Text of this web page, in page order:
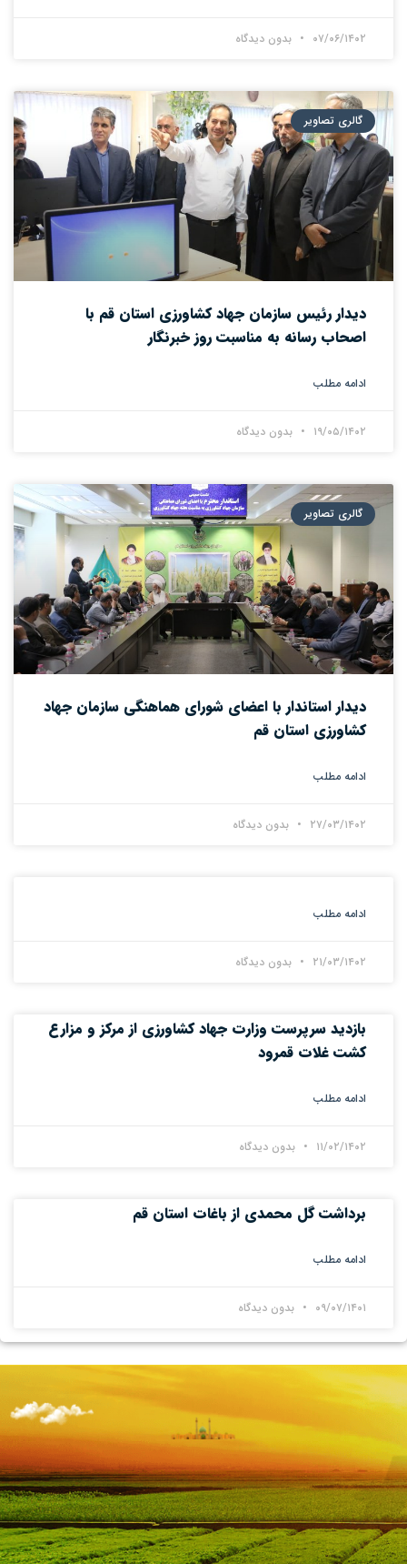
۰۷/۰۶/۱۴۰۲ بدون دیدگاه
گالری تصاویر
دیدار رئیس سازمان جهاد کشاورزی استان قم با
اصحاب رسانه به مناسبت روز خبرنگار
ادامه مطلب
۱۹/۰۵/۱۴۰۲ بدون دیدگاه
گالری تصاویر
دیدار استاندار با اعضای شورای هماهنگی سازمان جهاد
کشاورزی استان قم
ادامه مطلب
۲۷/۰۳/۱۴۰۲ بدون دیدگاه
ادامه مطلب
۲۱/۰۳/۱۴۰۲ بدون دیدگاه
بازدید سرپرست وزارت جهاد کشاورزی از مرکز و مزارع
کشت غلات قمرود
ادامه مطلب
۱۱/۰۲/۱۴۰۲ بدون دیدگاه
برداشت گل محمدی از باغات استان قم
ادامه مطلب
۰۹/۰۷/۱۴۰۱ بدون دیدگاه